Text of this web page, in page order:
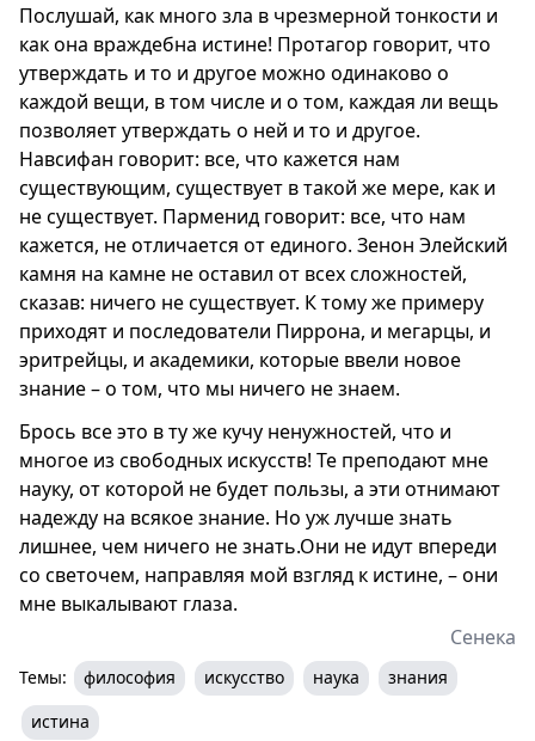
Послушай, как много зла в чрезмерной тонкости и
как она враждебна истине! Протагор говорит, что
утверждать и то и другое можно одинаково о
каждой вещи, в том числе и о том, каждая ли вещь
позволяет утверждать о ней и то и другое.
Навсифан говорит: все, что кажется нам
существующим, существует в такой же мере, как и
не существует. Парменид говорит: все, что нам
кажется, не отличается от единого. Зенон Элейский
камня на камне не оставил от всех сложностей,
сказав: ничего не существует. К тому же примеру
приходят и последователи Пиррона, и мегарцы, и
эритрейцы, и академики, которые ввели новое
знание – о том, что мы ничего не знаем.
Брось все это в ту же кучу ненужностей, что и
многое из свободных искусств! Те преподают мне
науку, от которой не будет пользы, а эти отнимают
надежду на всякое знание. Но уж лучше знать
лишнее, чем ничего не знать.Они не идут впереди
со светочем, направляя мой взгляд к истине, – они
мне выкалывают глаза.
Сенека
Темы: философия искусство наука
знания
истина